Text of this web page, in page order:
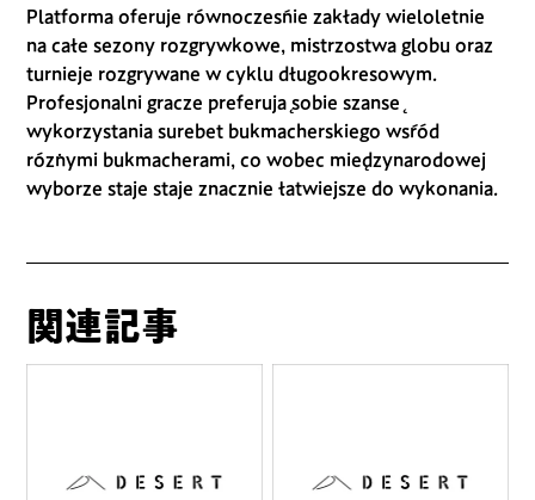
Platforma oferuje równocześnie zakłady wieloletnie
na całe sezony rozgrywkowe, mistrzostwa globu oraz
turnieje rozgrywane w cyklu długookresowym.
Profesjonalni gracze preferują sobie szansę
wykorzystania surebet bukmacherskiego wśród
różnymi bukmacherami, co wobec międzynarodowej
wyborze staje staje znacznie łatwiejsze do wykonania.
関連記事